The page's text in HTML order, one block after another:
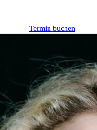
Termin buchen